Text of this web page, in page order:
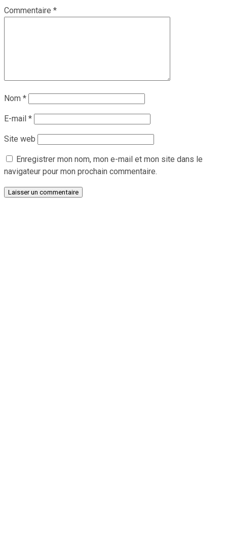
Commentaire *
Nom *
E-mail *
Site web
Enregistrer mon nom, mon e-mail et mon site dans le
navigateur pour mon prochain commentaire.